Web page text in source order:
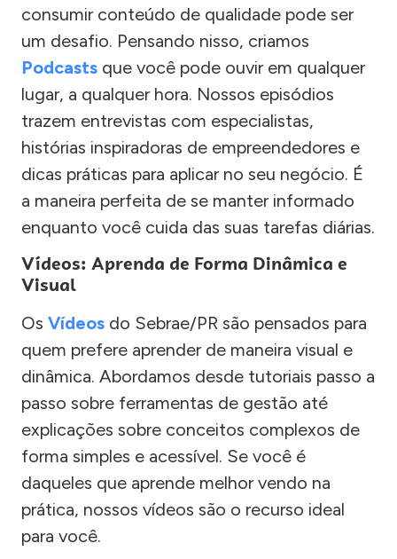
consumir conteúdo de qualidade pode ser
um desafio. Pensando nisso, criamos
Podcasts que você pode ouvir em qualquer
lugar, a qualquer hora. Nossos episódios
trazem entrevistas com especialistas,
histórias inspiradoras de empreendedores e
dicas práticas para aplicar no seu negócio. É
a maneira perfeita de se manter informado
enquanto você cuida das suas tarefas diárias.
Vídeos: Aprenda de Forma Dinâmica e
Visual
Os Vídeos do Sebrae/PR são pensados para
quem prefere aprender de maneira visual e
dinâmica. Abordamos desde tutoriais passo a
passo sobre ferramentas de gestão até
explicações sobre conceitos complexos de
forma simples e acessível. Se você é
daqueles que aprende melhor vendo na
prática, nossos vídeos são o recurso ideal
para você.